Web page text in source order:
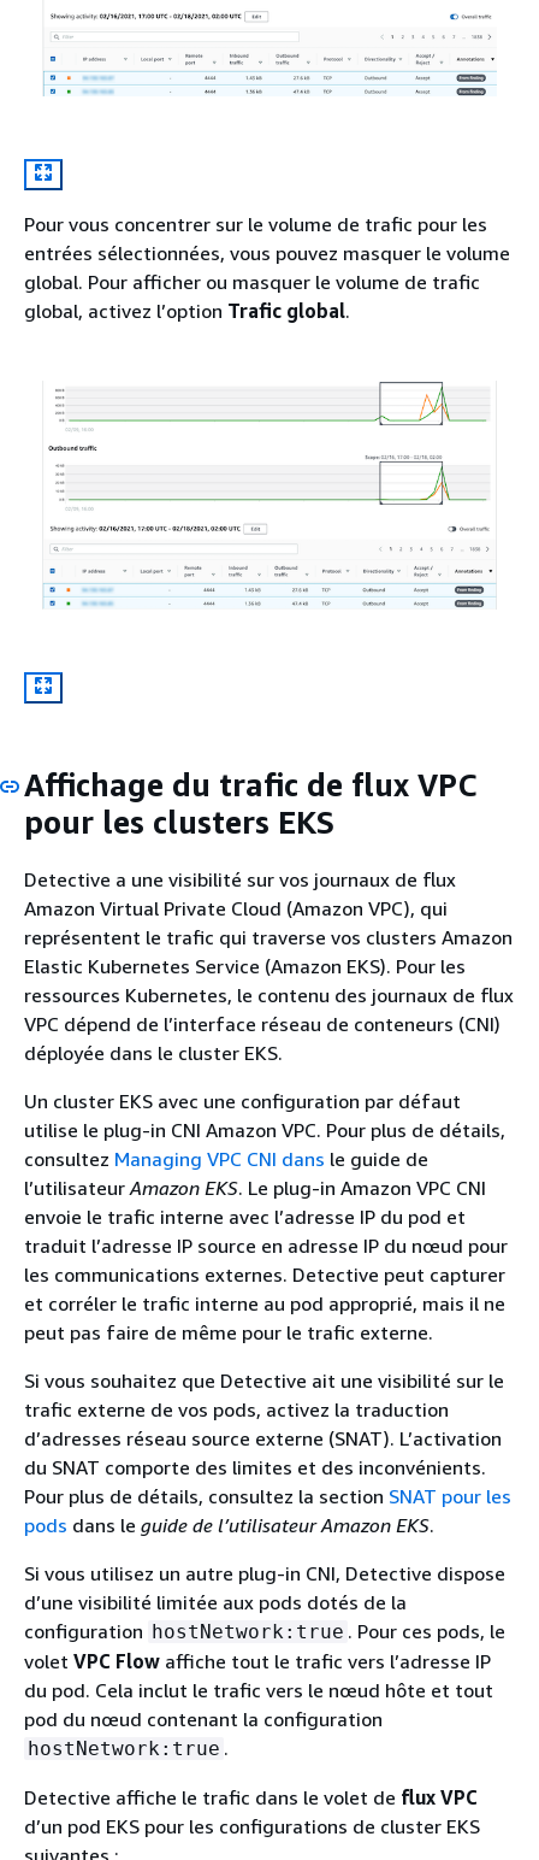
Pour vous concentrer sur le volume de trafic pour les
entrées sélectionnées, vous pouvez masquer le volume
global. Pour afficher ou masquer le volume de trafic
global, activez l’option Trafic global.
Affichage du trafic de flux VPC
pour les clusters EKS
Detective a une visibilité sur vos journaux de flux
Amazon Virtual Private Cloud (Amazon VPC), qui
représentent le trafic qui traverse vos clusters Amazon
Elastic Kubernetes Service (Amazon EKS). Pour les
ressources Kubernetes, le contenu des journaux de flux
VPC dépend de l’interface réseau de conteneurs (CNI)
déployée dans le cluster EKS.
Un cluster EKS avec une configuration par défaut
utilise le plug-in CNI Amazon VPC. Pour plus de détails,
consultez Managing VPC CNI dans le guide de
l’utilisateur Amazon EKS. Le plug-in Amazon VPC CNI
envoie le trafic interne avec l’adresse IP du pod et
traduit l’adresse IP source en adresse IP du nœud pour
les communications externes. Detective peut capturer
et corréler le trafic interne au pod approprié, mais il ne
peut pas faire de même pour le trafic externe.
Si vous souhaitez que Detective ait une visibilité sur le
trafic externe de vos pods, activez la traduction
d’adresses réseau source externe (SNAT). L’activation
du SNAT comporte des limites et des inconvénients.
Pour plus de détails, consultez la section SNAT pour les
pods dans le guide de l’utilisateur Amazon EKS.
Si vous utilisez un autre plug-in CNI, Detective dispose
d’une visibilité limitée aux pods dotés de la
configuration hostNetwork:true . Pour ces pods, le
volet VPC Flow affiche tout le trafic vers l’adresse IP
du pod. Cela inclut le trafic vers le nœud hôte et tout
pod du nœud contenant la configuration
hostNetwork:true .
Detective affiche le trafic dans le volet de flux VPC
d’un pod EKS pour les configurations de cluster EKS
suivantes :